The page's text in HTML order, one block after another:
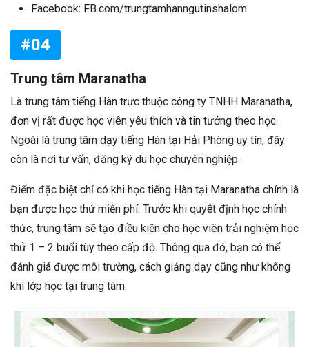
Facebook: FB.com/trungtamhanngutinshalom
#04
Trung tâm Maranatha
Là trung tâm tiếng Hàn trực thuộc công ty TNHH Maranatha,
đơn vị rất được học viên yêu thích và tin tưởng theo học.
Ngoài là trung tâm dạy tiếng Hàn tại Hải Phòng uy tín, đây
còn là nơi tư vấn, đăng ký du học chuyên nghiệp.
Điểm đặc biệt chỉ có khi học tiếng Hàn tại Maranatha chính là
bạn được học thử miễn phí. Trước khi quyết định học chính
thức, trung tâm sẽ tạo điều kiện cho học viên trải nghiệm học
thử 1 – 2 buổi tùy theo cấp độ. Thông qua đó, bạn có thể
đánh giá được môi trường, cách giảng dạy cũng như không
khí lớp học tại trung tâm.